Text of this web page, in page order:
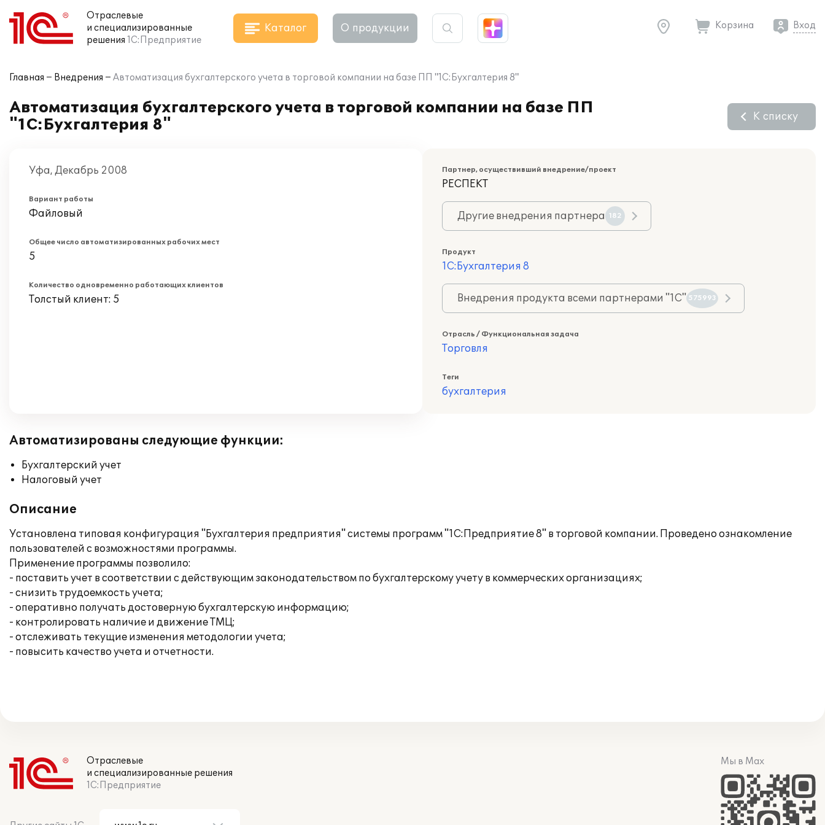
Отраслевые
и специализированные
решения 1С:Предприятие
Каталог О продукции Корзина Вход
Главная Внедрения Автоматизация бухгалтерского учета в торговой компании на базе ПП "1С:Бухгалтерия 8"
Автоматизация бухгалтерского учета в торговой компании на базе ПП
"1С:Бухгалтерия 8"
К списку
Уфа, Декабрь 2008
Вариант работы
Файловый
Общее число автоматизированных рабочих мест
5
Количество одновременно работающих клиентов
Толстый клиент: 5
Партнер, осуществивший внедрение/проект
РЕСПЕКТ
Другие внедрения партнера 182
Продукт
1С:Бухгалтерия 8
Внедрения продукта всеми партнерами "1С" 575993
Отрасль / Функциональная задача
Торговля
Теги
бухгалтерия
Автоматизированы следующие функции:
Бухгалтерский учет
Налоговый учет
Описание
Установлена типовая конфигурация "Бухгалтерия предприятия" системы программ "1С:Предприятие 8" в торговой компании. Проведено ознакомление
пользователей с возможностями программы.
Применение программы позволило:
- поставить учет в соответствии с действующим законодательством по бухгалтерскому учету в коммерческих организациях;
- снизить трудоемкость учета;
- оперативно получать достоверную бухгалтерскую информацию;
- контролировать наличие и движение ТМЦ;
- отслеживать текущие изменения методологии учета;
- повысить качество учета и отчетности.
Отраслевые
и специализированные решения
1С:Предприятие
Мы в Max